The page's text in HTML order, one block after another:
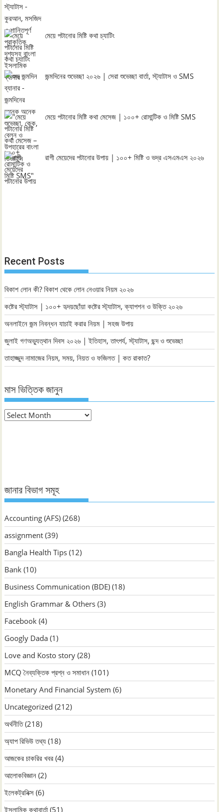
মেয়ে পটানোর মিষ্টি কথা চ্যাটিং
জন্মদিনের শুভেচ্ছা ২০২৬ | সেরা শুভেচ্ছা বার্তা, স্ট্যাটাস ও SMS
মেয়ে পটানোর মিষ্টি কথা মেসেজ | ১০০+ রোমান্টিক ও মিষ্টি SMS
রাগী মেয়েদের পটানোর উপায় | ১০০+ মিষ্টি ও ভদ্র এসএমএস ২০২৬
Recent Posts
বিকাশ লোন কী? বিকাশ থেকে লোন নেওয়ার নিয়ম ২০২৬
কষ্টের স্ট্যাটাস | ১০০+ হৃদয়ছোঁয়া কষ্টের স্ট্যাটাস, ক্যাপশন ও উক্তি ২০২৬
অনলাইনে জন্ম নিবন্ধন যাচাই করার নিয়ম | সহজ উপায়
জুলাই গণঅভ্যুত্থান দিবস ২০২৬ | ইতিহাস, তাৎপর্য, স্ট্যাটাস, ছন্দ ও শুভেচ্ছা
তাহাজ্জুদ নামাজের নিয়ম, সময়, নিয়ত ও ফজিলত | কত রাকাত?
মাস ভিত্তিক জানুন
মাস
জানার বিভাগ সমূহ
Accounting (AFS) (268)
assignment (39)
Bangla Health Tips (12)
Bank (10)
Business Communication (BDE) (18)
English Grammar & Others (3)
Facebook (4)
Googly Dada (1)
Love and Kosto story (28)
MCQ নৈব্যক্তিক প্রশ্ন ও সমাধান (101)
Monetary And Financial System (6)
Uncategorized (212)
অর্থনীতি(218)
অ্যাপ রিভিউ তথ্য (18)
আজকের চাকরির খবর (4)
আলোকবিজ্ঞান (2)
ইলেকট্রনিক্স (6)
ইসলামিক কথাবার্তা (51)